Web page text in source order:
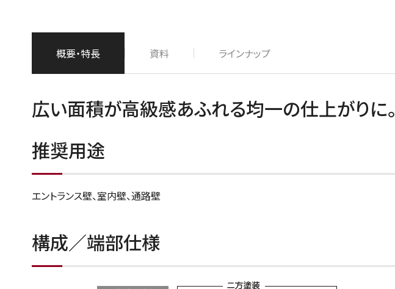
概要・特長 資料 ラインナップ
広い面積が高級感あふれる均一の仕上がりに。
推奨用途
エントランス壁、室内壁、通路壁
構成／端部仕様